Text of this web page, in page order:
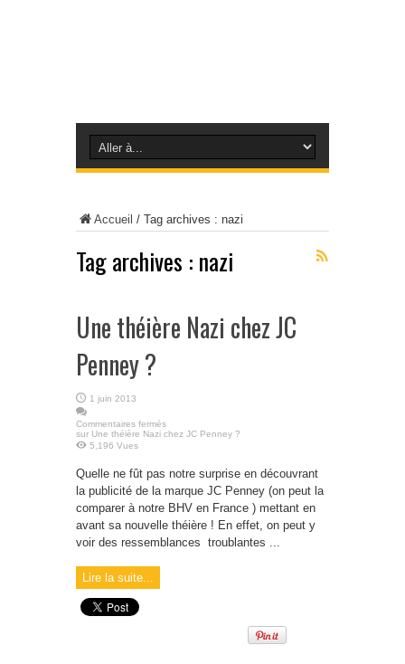
Accueil / Tag archives : nazi
Tag archives : nazi
Une théière Nazi chez JC
Penney ?
1 juin 2013
Commentaires fermés
sur Une théière Nazi chez JC Penney ?
5,196 Vues
Quelle ne fût pas notre surprise en découvrant
la publicité de la marque JC Penney (on peut la
comparer à notre BHV en France ) mettant en
avant sa nouvelle théière ! En effet, on peut y
voir des ressemblances troublantes ...
Lire la suite...